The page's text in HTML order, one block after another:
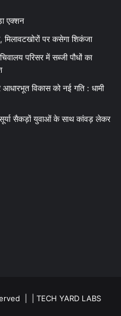
एक्शन
मिलावटखोरों पर कसेगा शिकंजा
परिसर में सब्जी पौधों का
विकास को नई गति : धामी
सूर्या सैकड़ों युवाओं के साथ कांवड़ लेकर
| | TECH YARD LABS